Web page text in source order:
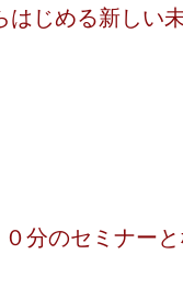
はじめる新しい
分のセミナーと